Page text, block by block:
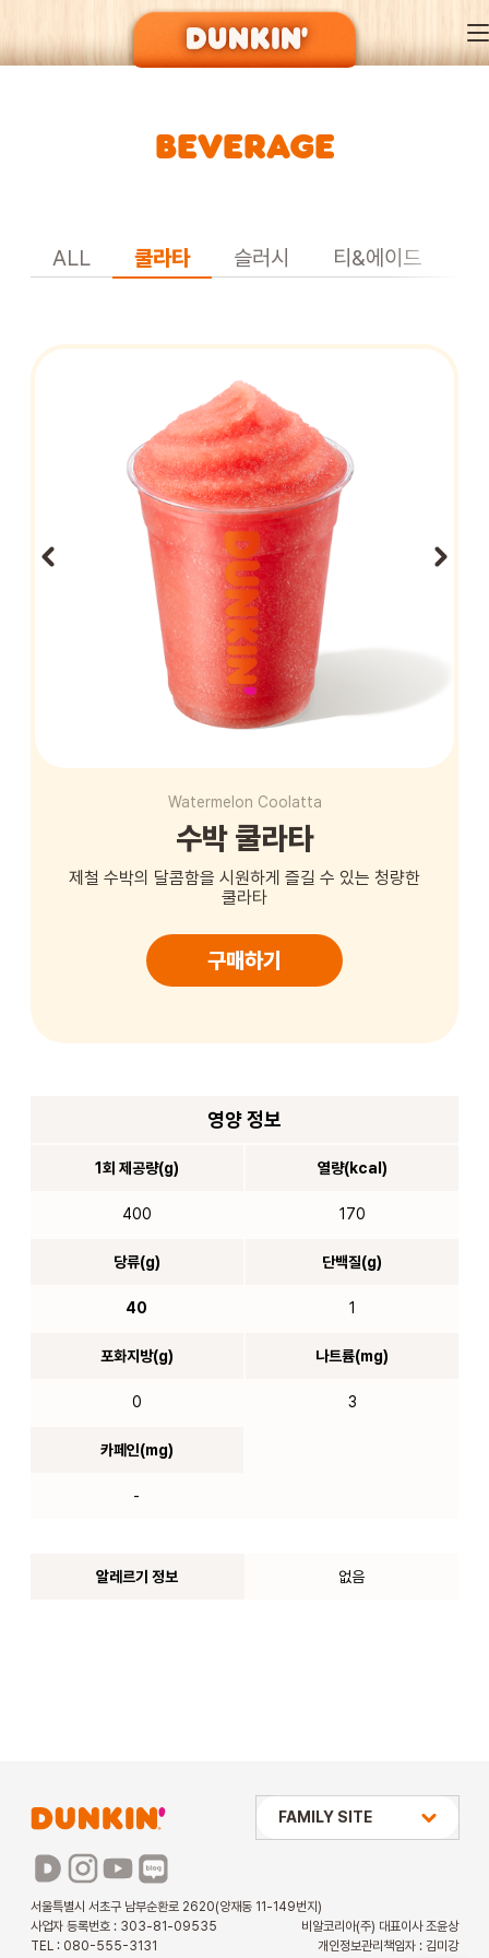
DUNKIN’ OF SEASON
BEVERAGE
ALL 쿨라타 슬러시 티&에이드
Watermelon Coolatta
수박 쿨라타
제철 수박의 달콤함을 시원하게 즐길 수 있는 청량한
쿨라타
구매하기
영양 정보
1회 제공량(g)
400
열량(kcal)
170
당류(g)
40
단백질(g)
1
포화지방(g)
0
나트륨(mg)
3
카페인(mg)
-
알레르기 정보 없음
서울특별시 서초구 남부순환로 2620(양재동 11-149번지)
사업자 등록번호 : 303-81-09535
비알코리아(주) 대표이사 조윤상
TEL : 080-555-3131
개인정보관리책임자 : 김미강
상미당 HOLDINGS
파리바게뜨
파스쿠찌
FAMILY SITE